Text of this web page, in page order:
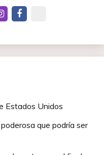
Estados Unidos
que podría ser